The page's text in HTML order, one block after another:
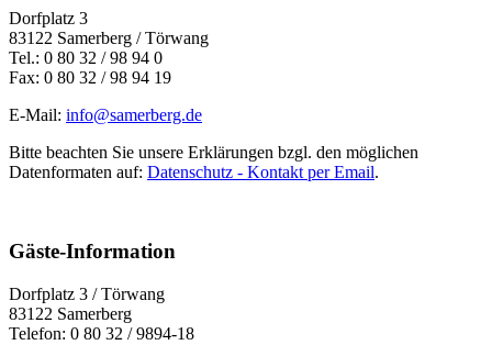
Dorfplatz 3
83122 Samerberg / Törwang
Tel.: 0 80 32 / 98 94 0
Fax: 0 80 32 / 98 94 19
E-Mail: info@samerberg.de
Bitte beachten Sie unsere Erklärungen bzgl. den möglichen
Datenformaten auf: Datenschutz - Kontakt per Email.
Gäste-Information
Dorfplatz 3 / Törwang
83122 Samerberg
Telefon: 0 80 32 / 9894-18